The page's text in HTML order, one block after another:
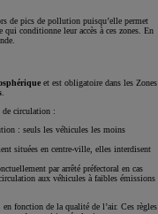
de pics de pollution puisqu’elle permet
qui conditionne leur accès à ces zones. En
et est obligatoire dans les Zones
de circulation :
: seuls les véhicules les moins
situées en centre-ville, elles interdisent
par arrêté préfectoral en cas
aux véhicules à faibles émissions
fonction de la qualité de l’air. Ces règles